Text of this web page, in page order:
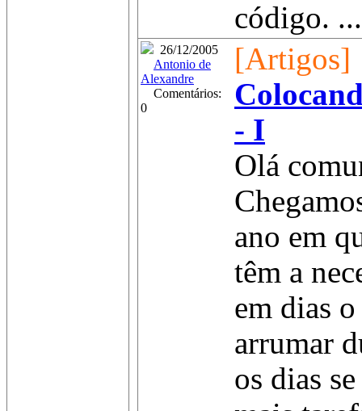
código. ...
26/12/2005
Antonio de
Alexandre
Comentários:
0
[Artigos]
- I
Olá
ano em
têm a
em dias
arrumar
os dias